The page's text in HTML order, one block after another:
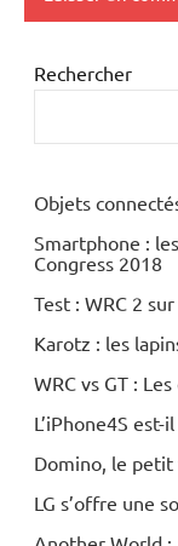
Rechercher
Objets
Smartphone :
Congress 2018
Test : WRC 2
Karotz : les
WRC vs GT :
L’iPhone4S est-
Domino, le
LG s’offre une